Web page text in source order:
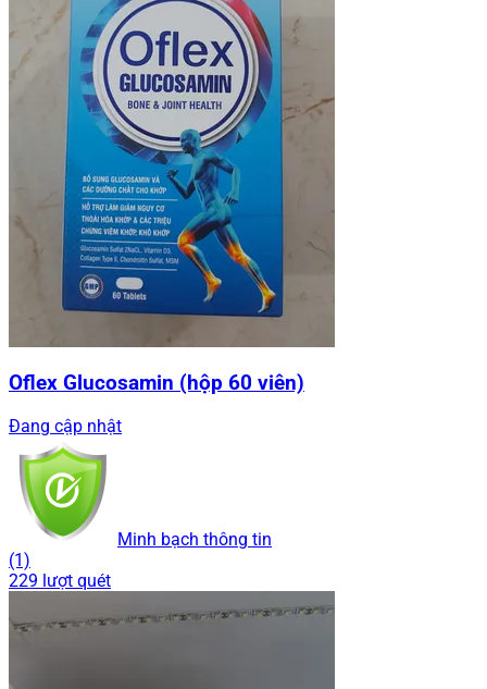
Oflex Glucosamin (hộp 60 viên)
Đang cập nhật
Minh bạch thông tin
(1)
229 lượt quét